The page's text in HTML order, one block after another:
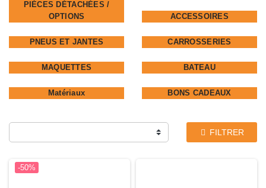
PIÈCES DÉTACHÉES /
OPTIONS
ACCESSOIRES
PNEUS ET JANTES CARROSSERIES
MAQUETTES BATEAU
Matériaux BONS CADEAUX
FILTRER
-50%